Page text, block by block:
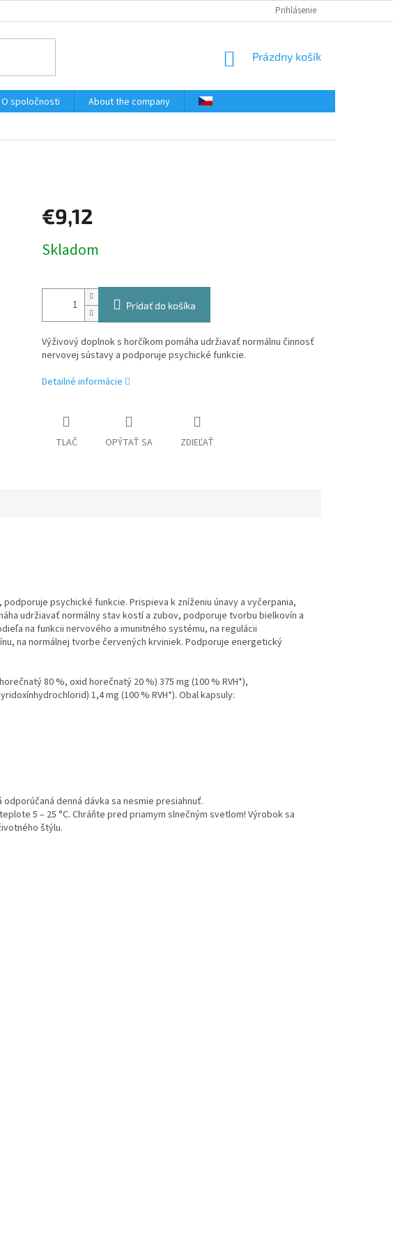
Prihlásenie
NÁKUPNÝ
Prázdny košík
O spoločnosti
About the company
€9,12
cena:
Pridať do košíka
Výživový doplnok s horčíkom pomáha udržiavať normálnu činnosť
nervovej sústavy a podporuje psychické funkcie.
Detailné informácie
TLAČ OPÝTAŤ SA ZDIEĽAŤ
psychické funkcie. Prispieva k zníženiu únavy a vyčerpania,
udržiavať normálny stav kostí a zubov, podporuje tvorbu bielkovín a
na funkcii nervového a imunitného systému, na regulácii
na normálnej tvorbe červených krviniek. Podporuje energetický
80 %, oxid horečnatý 20 %) 375 mg (100 % RVH*),
1,4 mg (100 % RVH*). Obal kapsuly:
denná dávka sa nesmie presiahnuť.
5 – 25 °C. Chráňte pred priamym slnečným svetlom! Výrobok sa
štýlu.